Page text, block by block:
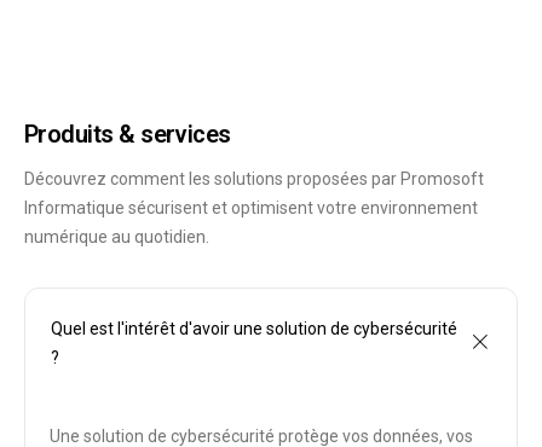
Produits & services
Découvrez comment les solutions proposées par Promosoft
Informatique sécurisent et optimisent votre environnement
numérique au quotidien.
Quel est l'intérêt d'avoir une solution de cybersécurité
?
Une solution de cybersécurité protège vos données, vos